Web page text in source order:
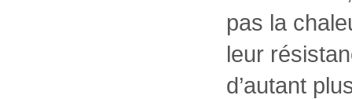
pas la
leur
d’autant